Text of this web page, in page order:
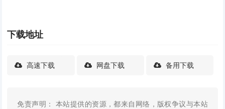
下载地址
高速下载 网盘下载 备用下载
免责声明： 本站提供的资源，都来自网络，版权争议与本站